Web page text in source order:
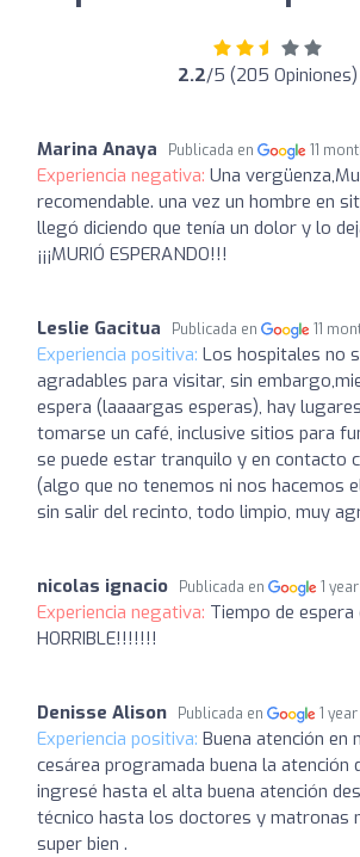
2.2/5 (205 Opiniones)
Marina Anaya Publicada en 11
Experiencia negativa: Una
recomendable. una vez un hombre en
llegó diciendo que tenía un dolor y lo
¡¡¡MURIÓ ESPERANDO!!!
Leslie Gacitua Publicada en 11
Experiencia positiva: Los hospitales no
agradables para visitar, sin
espera (laaaargas esperas), hay
tomarse un café, inclusive sitios para
se puede estar tranquilo y en contacto
(algo que no tenemos ni nos hacemos
sin salir del recinto, todo limpio, muy
nicolas ignacio Publicada en 1
Experiencia negativa: Tiempo de
HORRIBLE!!!!!!!
Denisse Alison Publicada en 1
Experiencia positiva: Buena atención en
cesárea programada buena la atención
ingresé hasta el alta buena atención
técnico hasta los doctores y matronas
super bien .